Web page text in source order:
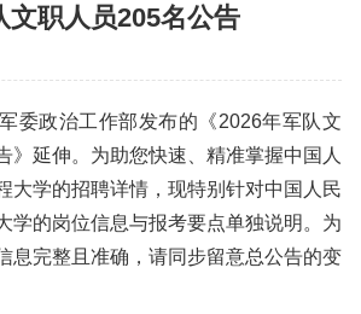
文职人员205名公告
委政治工作部发布的《2026年军队文
》延伸。为助您快速、精准掌握中国人
大学的招聘详情，现特别针对中国人民
学的岗位信息与报考要点单独说明。为
息完整且准确，请同步留意总公告的变